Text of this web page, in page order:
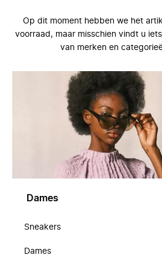
Op dit moment hebben we het
voorraad, maar misschien vindt u
van merken en
Dames
Sneakers
Dames